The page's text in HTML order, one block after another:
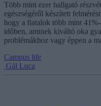
Több mint ezer hallgató
egészségéről készített
hogy a fiatalok több mint
időben, aminek kiváltó oka
problémákhoz vagy éppen a
Campus life
Gál Luca